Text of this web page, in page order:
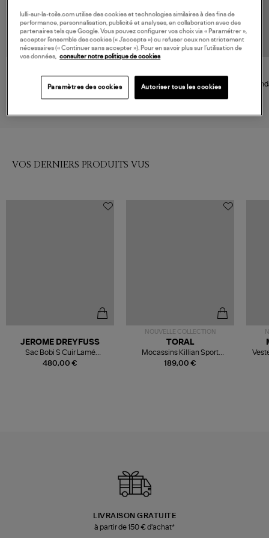
ISABEL MARANT
Sandales Joonya Cognac
ISABEL MARANT
Sandales Joonya Black
VOS DERNIERS PRODUITS VUS
480,00 €
JEROME DREYFUSS
Sac Bobi S Cuir Lamé
Champagne
NOUVELLE COLLECTION
189,00 €
TORAL
Mocassins Killian Sport
Mousse
LIVRAISON GRATUITE
à partir de 150 € d'achat*
lulli-sur-la-toile.com utilise des cookies et technologies similaires à des fins de
performance, personnalisation, publicité et analyses, en collaboration avec des
partenaires tels que Google. Vous pouvez configurer vos choix via « Paramétrer »,
accepter l’ensemble des cookies (« J’accepte ») ou refuser ceux non strictement
nécessaires (« Continuer sans accepter »). Pour en savoir plus sur l’utilisation de
vos données, consulter notre politique de cookies
Paramètres des cookies Autoriser tous les cookies